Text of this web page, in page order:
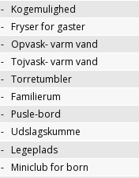
- Kogemulighed
- Fryser for gaster
- Opvask- varm vand
- Tojvask- varm vand
- Torretumbler
- Familierum
- Pusle-bord
- Udslagskumme
- Legeplads
- Miniclub for born